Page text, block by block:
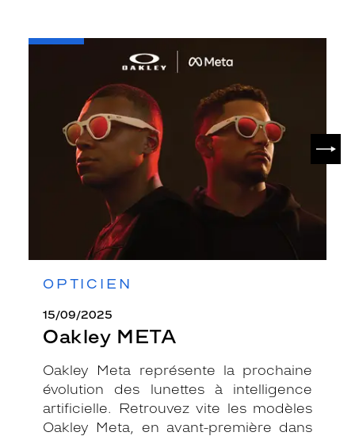
OPTICIEN
15/09/2025
Oakley META
Oakley Meta représente la prochaine
évolution des lunettes à intelligence
artificielle. Retrouvez vite les modèles
Oakley Meta, en avant-première dans
-